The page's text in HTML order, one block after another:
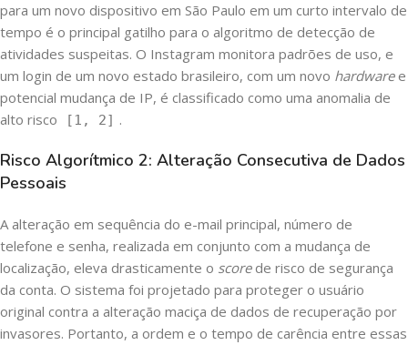
para um novo dispositivo em São Paulo em um curto intervalo de
tempo é o principal gatilho para o algoritmo de detecção de
atividades suspeitas. O Instagram monitora padrões de uso, e
um login de um novo estado brasileiro, com um novo hardwaree
potencial mudança de IP, é classificado como uma anomalia de
alto risco
[1, 2] .
Risco Algorítmico 2: Alteração Consecutiva de Dados
Pessoais
A alteração em sequência do e-mail principal, número de
telefone e senha, realizada em conjunto com a mudança de
localização, eleva drasticamente o scorede risco de segurança
da conta. O sistema foi projetado para proteger o usuário
original contra a alteração maciça de dados de recuperação por
invasores. Portanto, a ordem e o tempo de carência entre essas